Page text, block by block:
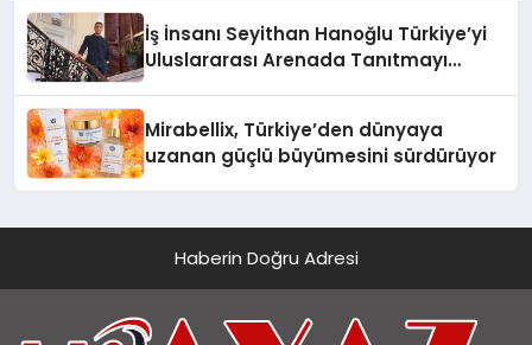
İş İnsanı Seyithan Hanoğlu Türkiye’yi
Uluslararası Arenada Tanıtmayı
Mirabellix, Türkiye’den dünyaya
uzanan güçlü büyümesini sürdürüyor
Haberin Doğru Adresi